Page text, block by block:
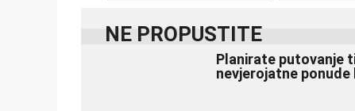
NE PROPUSTITE
Planirate putovanje
nevjerojatne ponude